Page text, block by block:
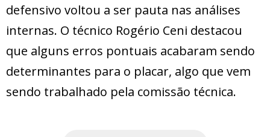
defensivo voltou a ser pauta nas análises
internas. O técnico Rogério Ceni destacou
que alguns erros pontuais acabaram sendo
determinantes para o placar, algo que vem
sendo trabalhado pela comissão técnica.